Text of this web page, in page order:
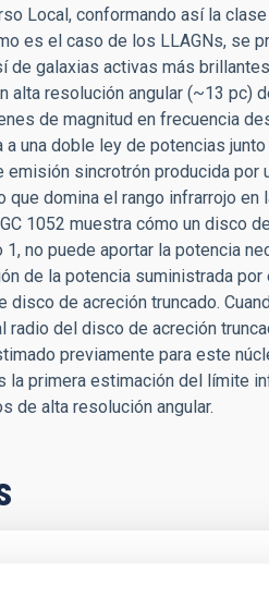
Local, conformando así la
es el caso de los LLAGNs, se
galaxias activas más
resolución angular (~13 pc)
de magnitud en frecuencia
una doble ley de potencias
sincrotrón producida por
domina el rango infrarrojo
1052 muestra cómo un disco
no puede aportar la potencia
de la potencia suministrada
de acreción truncado.
del disco de acreción
previamente para este
la primera estimación del límite
de alta resolución angular.
Gran Telescopio